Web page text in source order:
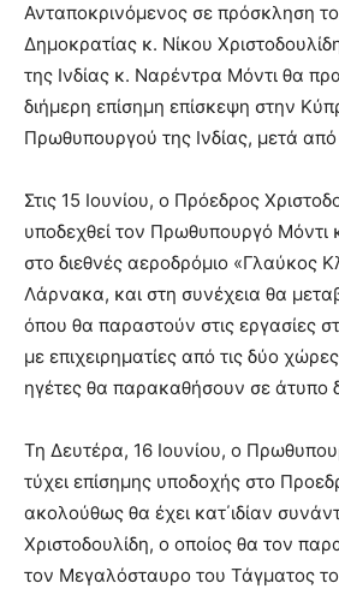
Ανταποκρινόμενος σε πρόσκληση
Δημοκρατίας κ. Νίκου
της Ινδίας κ. Ναρέντρα Μόντι θα
διήμερη επίσημη επίσκεψη στην
Πρωθυπουργού της Ινδίας, μετά
Στις 15 Ιουνίου, ο Πρόεδρος
υποδεχθεί τον Πρωθυπουργό Μόντι
στο διεθνές αεροδρόμιο «Γλαύκος
Λάρνακα, και στη συνέχεια θα
όπου θα παραστούν στις εργασίες
με επιχειρηματίες από τις δύο
ηγέτες θα παρακαθήσουν σε άτυπο
Τη Δευτέρα, 16 Ιουνίου, ο
τύχει επίσημης υποδοχής στο
ακολούθως θα έχει κατ΄ιδίαν
Χριστοδουλίδη, ο οποίος θα τον
τον Μεγαλόσταυρο του Τάγματος